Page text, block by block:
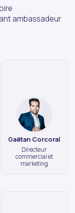
ambassadeur
Gaëtan Corcoral
Directeur
commercial et
marketing